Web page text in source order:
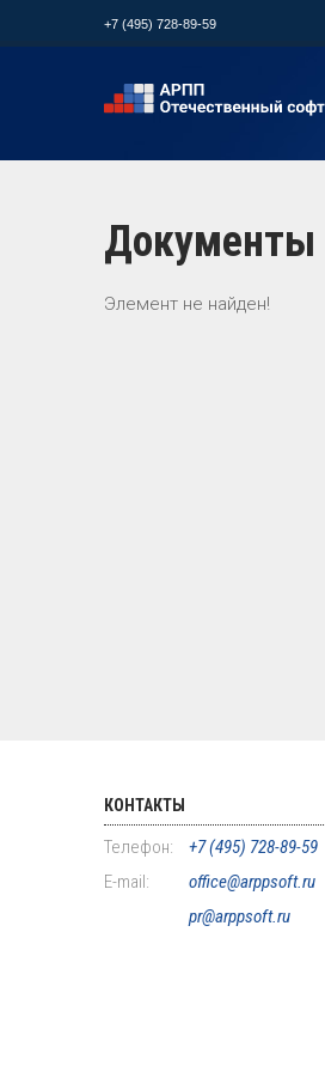
+7 (495) 728-89-59
Документы
Элемент не найден!
КОНТАКТЫ
Телефон:
+7 (495) 728-89-59
E-mail:
office@arppsoft.ru
pr@arppsoft.ru